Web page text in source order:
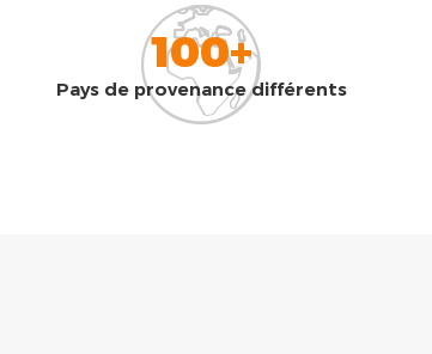
100+
Pays de provenance différents